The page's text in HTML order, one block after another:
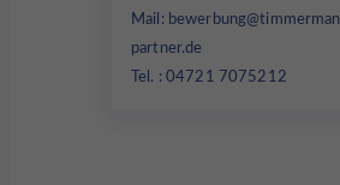
Mail:
partner.de
Tel. : 04721 7075212